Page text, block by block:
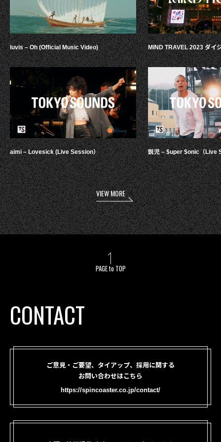
luvis – Oh (Official Music Video)
aimi – Lovesick (Live Session）
MIND TRAVEL 2023 ダイ
鋭児 – $uper $onic（Live
VIEW MORE
PAGE to TOP
CONTACT
ご意見・ご要望、タイアップ、採用に関する
お問い合わせはこちら
https://spincoaster.co.jp/contact/